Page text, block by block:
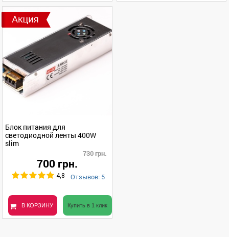
Блок питания для
светодиодной ленты 400W
slim
730 грн.
700 грн.
4,8 Отзывов: 5
В КОРЗИНУ Купить в 1 клик